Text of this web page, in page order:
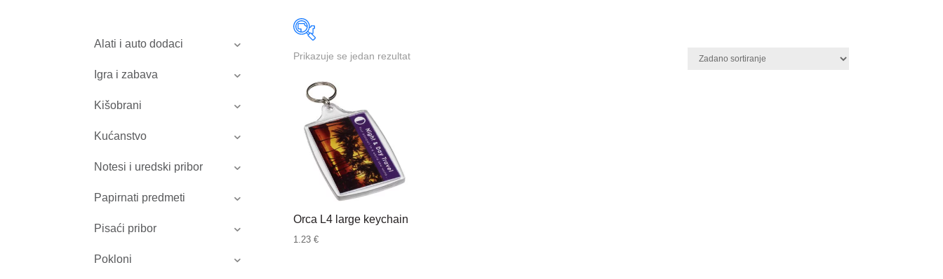
Alati i auto dodaci
Igra i zabava
Kišobrani
Kućanstvo
Notesi i uredski pribor
Papirnati predmeti
Pisaći pribor
Pokloni
Prikazuje se jedan rezultat
Orca L4 large keychain
1.23 €